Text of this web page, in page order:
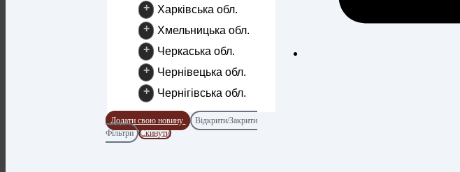
+
Харківська обл.
+
Хмельницька обл.
+
Черкаська обл.
+
Чернівецька обл.
+
Чернігівська обл.
Додати свою новину
Відкрити/Закрити
Фільтри
Скинути